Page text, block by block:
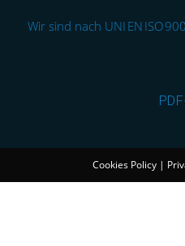
Wir sind nach UNI EN ISO
Cookies Policy |